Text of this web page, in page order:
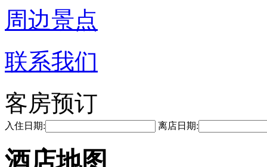
周边景点
联系我们
客房预订
入住日期: 离店日期:
酒店地图